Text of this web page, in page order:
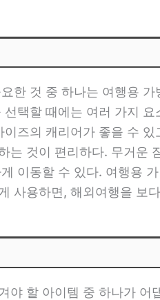
한 것 중 하나는 여행용
택할 때에는 여러 가지
즈의 캐리어가 좋을 수
는 것이 편리하다. 무거운
이동할 수 있다. 여행용
사용하면, 해외여행을 보
야 할 아이템 중 하나가